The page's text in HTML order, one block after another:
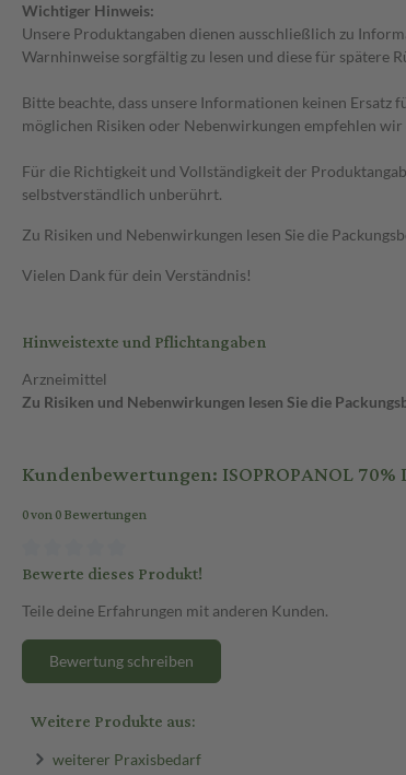
Wichtiger Hinweis:
Unsere Produktangaben dienen ausschließlich zu
Warnhinweise sorgfältig zu lesen und diese für spätere
Bitte beachte, dass unsere Informationen keinen
möglichen Risiken oder Nebenwirkungen empfehlen
Für die Richtigkeit und Vollständigkeit der
selbstverständlich unberührt.
Zu Risiken und Nebenwirkungen lesen Sie die
Vielen Dank für dein Verständnis!
Hinweistexte und Pflichtangaben
Arzneimittel
Zu Risiken und Nebenwirkungen lesen Sie die
Kundenbewertungen: ISOPROPANOL
0 von 0 Bewertungen
Bewerte dieses Produkt!
Teile deine Erfahrungen mit anderen Kunden.
Bewertung schreiben
Weitere Produkte aus:
weiterer Praxisbedarf